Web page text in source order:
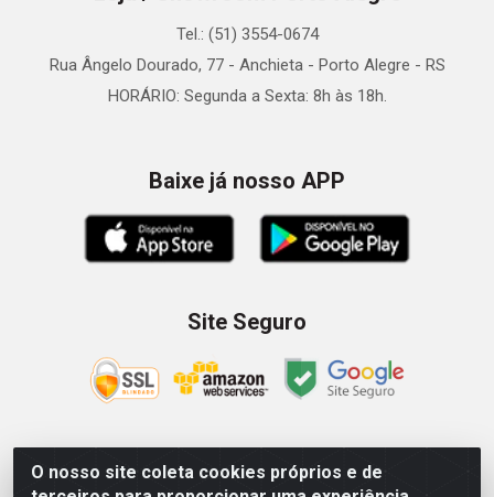
O nosso site coleta cookies próprios e de
Tel.: (51) 3554-0674
Rua Ângelo Dourado, 77 - Anchieta - Porto Alegre - RS
HORÁRIO: Segunda a Sexta: 8h às 18h.
Baixe já nosso APP
Site Seguro
Zein Importação e Comércio LTDA - Av. Senador Queiróz, 274